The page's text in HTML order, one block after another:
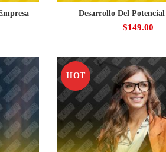
Desarrollo Del
$149.00
HOT